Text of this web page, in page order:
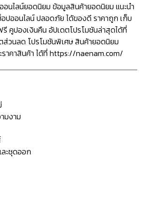
นไลน์ยอดนิยม ข้อมูลสินค้ายอดนิยม แนะนำ
ปออนไลน์ ปลอดภัย ได้ของดี ราคาถูก เก็บ
คูปองเงินคืน อัปเดตโปรโมชันล่าสุดได้ที่
ส่วนลด โปรโมชันพิเศษ สินค้ายอดนิยม
ราคาสินค้า ได้ที่ https://naenam.com/
มงาม
ะชุดออก